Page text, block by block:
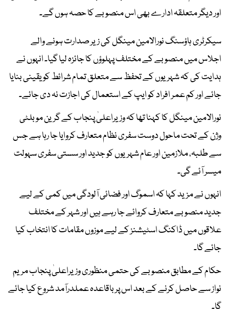
اور دیگر متعلقہ ادارے بھی اس منصوبے کا حصہ ہوں گے۔
سیکرٹری ہاؤسنگ نورالامین مینگل کی زیر صدارت ہونے والے
اجلاس میں منصوبے کے مختلف پہلوؤں کا جائزہ لیا گیا۔ انہوں نے
ہدایت کی کہ شہریوں کے تحفظ سے متعلق تمام شرائط کو یقینی بنایا
جائے اور کم عمر افراد کو ایپ کے استعمال کی اجازت نہ دی جائے۔
نورالامین مینگل کا کہنا تھا کہ وزیراعلیٰ پنجاب کے گرین موبلٹی
وژن کے تحت ماحول دوست سفری نظام متعارف کروایا جا رہا ہے جس
سے طلبہ، ملازمین اور عام شہریوں کو جدید اور سستی سفری سہولت
میسر آئے گی۔
انہوں نے مزید کہا کہ اسموگ اور فضائی آلودگی میں کمی کے لیے
جدید منصوبے متعارف کروائے جا رہے ہیں اور شہر کے مختلف
علاقوں میں ڈاکنگ اسٹیشنز کے لیے موزوں مقامات کا انتخاب کیا
جائے گا۔
حکام کے مطابق منصوبے کی حتمی منظوری وزیراعلیٰ پنجاب مریم
نواز سے حاصل کرنے کے بعد اس پر باقاعدہ عملدرآمد شروع کیا جائے
گا۔